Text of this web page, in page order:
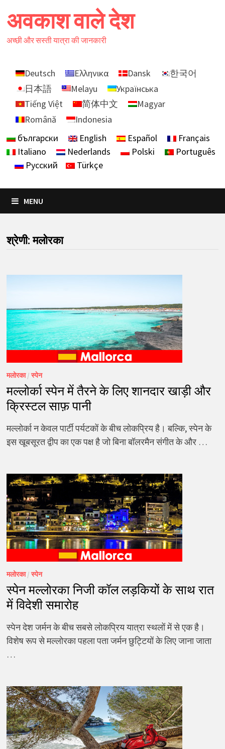
to
content
अवकाश वाले देश
अच्छी और सस्ती यात्रा की जानकारी
Deutsch Ελληνικα Dansk
한국어
日本語
Melayu
Українська
Tiếng Việt
简体中文
Magyar
Română
Indonesia
български
English Español
Français
Italiano
Nederlands Polski
Português
Русский
Türkçe
MENU
श्रेणी:मलोरका
मलोरका/स्पेन
मल्लोर्का स्पेन में तैरने के लिए शानदार खाड़ी और
क्रिस्टल साफ़ पानी
मल्लोर्का न केवल पार्टी पर्यटकों के बीच लोकप्रिय है। बल्कि, स्पेन के
इस खूबसूरत द्वीप का एक पक्ष है जो बिना बॉलरमैन संगीत के और …
मलोरका/स्पेन
स्पेन मल्लोरका निजी कॉल लड़कियों के साथ रात
में विदेशी समारोह
स्पेन देश जर्मन के बीच सबसे लोकप्रिय यात्रा स्थलों में से एक है।
विशेष रूप से मल्लोरका पहला पता जर्मन छुट्टियों के लिए जाना जाता
…